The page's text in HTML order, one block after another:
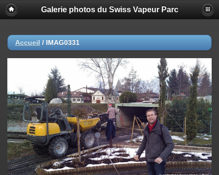
Galerie photos du Swiss Vapeur Parc
Accueil / IMAG0331